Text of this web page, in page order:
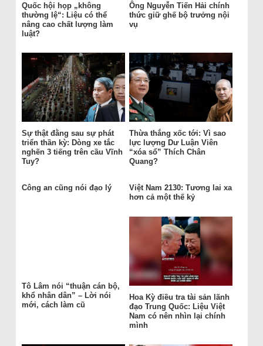
Quốc hội họp „không
thường lệ“: Liệu có thể
nâng cao chất lượng làm
luật?
Ông Nguyễn Tiến Hải chính
thức giữ ghế bộ trưởng nội
vụ
Sự thật đằng sau sự phát
triển thần kỳ: Dòng xe tắc
nghẽn 3 tiếng trên cầu Vĩnh
Tuy?
Thừa thắng xốc tới: Vì sao
lực lượng Dư Luận Viên
“xóa sổ” Thích Chân
Quang?
Công an cũng nói đạo lý
Việt Nam 2130: Tương lai xa
hơn cả một thế kỷ
Tô Lâm nói “thuận cán bộ,
khổ nhân dân” – Lời nói
mới, cách làm cũ
Hoa Kỳ điều tra tài sản lãnh
đạo Trung Quốc: Liệu Việt
Nam có nên nhìn lại chính
mình